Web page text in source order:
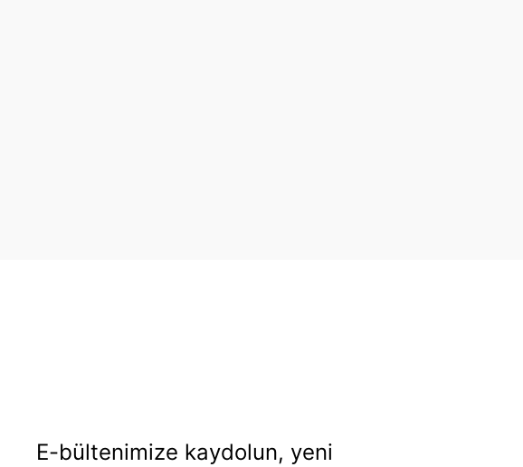
E-bültenimize kaydolun, yeni